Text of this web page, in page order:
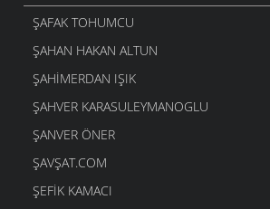
ŞAFAK TOHUMCU
ŞAHAN HAKAN ALTUN
ŞAHIMERDAN IŞIK
ŞAHVER KARASULEYMANOGLU
ŞANVER ÖNER
ŞAVŞAT.COM
ŞEFIK KAMACI